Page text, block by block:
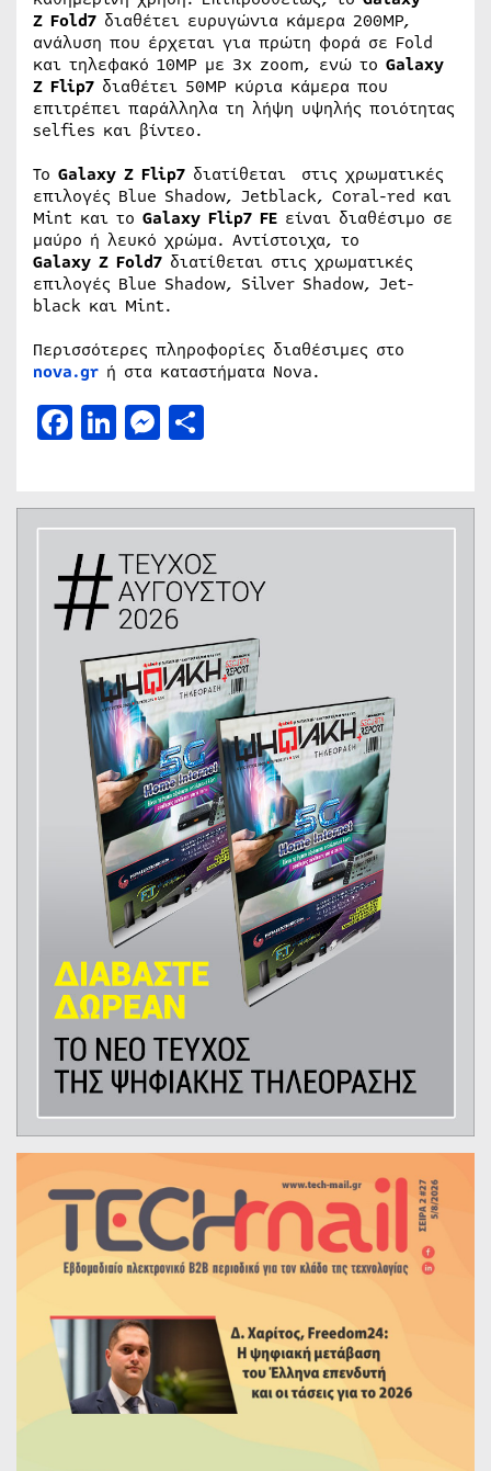
Z Fold7 διαθέτει ευρυγώνια κάμερα 200MP,
ανάλυση που έρχεται για πρώτη φορά σε Fold
και τηλεφακό 10MP με 3x zoom, ενώ το Galaxy
Z Flip7 διαθέτει 50MP κύρια κάμερα που
επιτρέπει παράλληλα τη λήψη υψηλής ποιότητας
selfies και βίντεο.
Το Galaxy Z Flip7 διατίθεται στις χρωματικές
επιλογές Blue Shadow, Jetblack, Coral-red και
Mint και το Galaxy Flip7 FE είναι διαθέσιμο σε
μαύρο ή λευκό χρώμα. Αντίστοιχα, το
Galaxy Z Fold7 διατίθεται στις χρωματικές
επιλογές Blue Shadow, Silver Shadow, Jet-
black και Mint.
Περισσότερες πληροφορίες διαθέσιμες στο
nova.gr ή στα καταστήματα Nova.
Facebook
LinkedIn
Messenger